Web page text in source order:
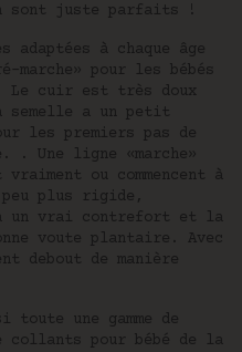
sont juste parfaits !
adaptées à chaque âge
marche» pour les bébés
Le cuir est très doux
semelle a un petit
les premiers pas de
. Une ligne «marche»
ou commencent à
peu plus rigide,
un vrai contrefort et la
voute plantaire. Avec
debout de manière
toute une gamme de
collants pour bébé de la